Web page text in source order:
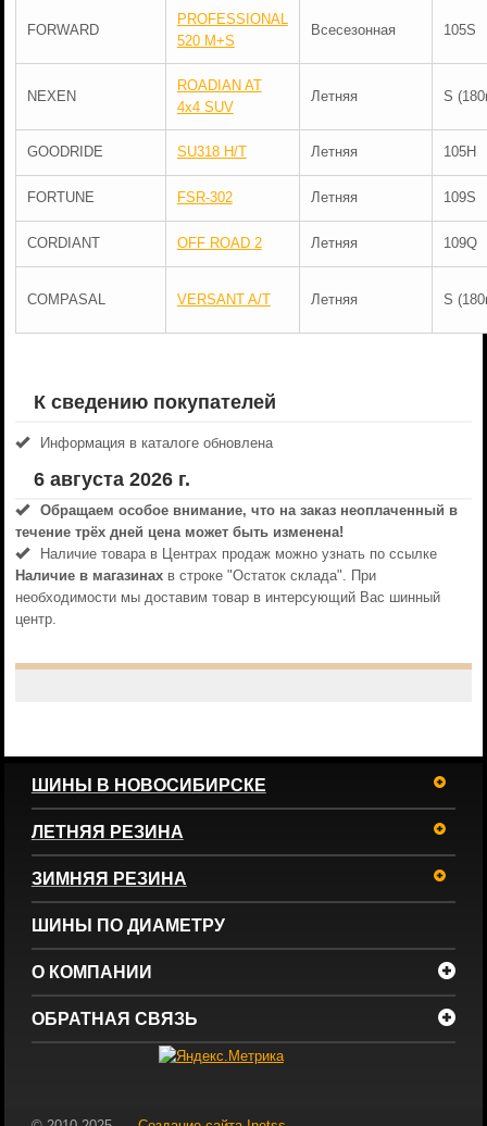
FORWARD
PROFESSIONAL
520 M+S
Всесезонная 105S
NEXEN
ROADIAN AT
4x4 SUV
Летняя S
GOODRIDE SU318 H/T Летняя 105H
FORTUNE FSR-302 Летняя 109S
CORDIANT OFF ROAD 2 Летняя 109Q
COMPASAL VERSANT A/T Летняя S
К сведению покупателей
Информация в каталоге обновлена
6 августа 2026 г.
Обращаем особое внимание, что на заказ неоплаченный в
течениe трёх дней цена может быть изменена!
Наличие товара в Центрах продаж можно узнать по ссылке
Наличие в магазинахв строке "Остаток склада". При
необходимости мы доставим товар в интерсующий Вас шинный
центр.
ШИНЫ В НОВОСИБИРСКЕ
ЛЕТНЯЯ РЕЗИНА
ЗИМНЯЯ РЕЗИНА
ШИНЫ ПО ДИАМЕТРУ
О КОМПАНИИ
ОБРАТНАЯ СВЯЗЬ